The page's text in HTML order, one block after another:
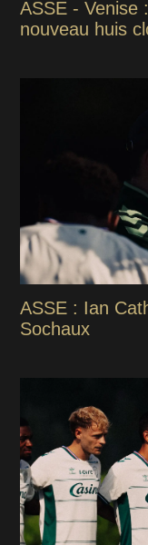
ASSE - Venise
nouveau huis
ASSE : Ian
Sochaux